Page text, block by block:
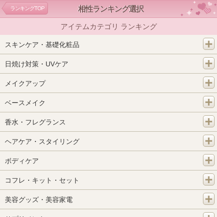
相性ランキング選択
ランキングTOP
アイテムカテゴリ ランキング
スキンケア・基礎化粧品
日焼け対策・UVケア
メイクアップ
ベースメイク
香水・フレグランス
ヘアケア・スタイリング
ボディケア
コフレ・キット・セット
美容グッズ・美容家電